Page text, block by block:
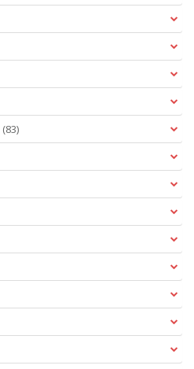
(83)